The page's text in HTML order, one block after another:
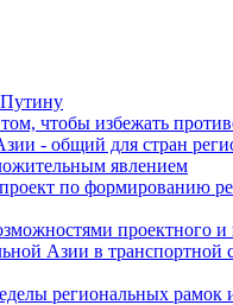
чтобы избежать
- общий для стран
явлением
по формированию
проектного и
Азии в
региональных